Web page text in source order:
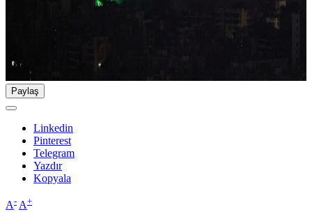
Paylaş
Linkedin
Pinterest
Telegram
Yazdır
Kopyala
A- A+